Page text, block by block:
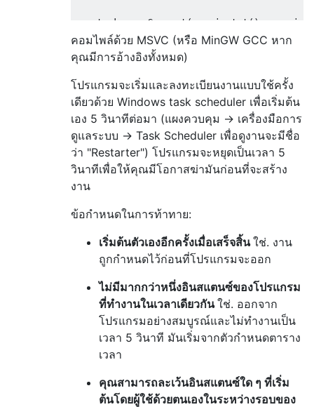
taskman->Connect(_variant_t(),
    ITaskFolder *root;
taskman->GetFolder(_bstr_t("\\"),
    // Delete the task.
    root->DeleteTask(_bstr_t(name), 0);
// pause for 5 seconds to give user a
fprintf(stderr, "If you want to kill
    Sleep(5000);
fprintf(stderr, "Sorry, time's up,
// Create the task for 5 seconds from
    taskman->NewTask(0, &task);
    task->get_Principal(&principal);
principal-
    ITaskSettings *settings;
settings-
settings-
settings-
คอมไพล์ด้วย MSVC (หรือ MinGW GCC หาก
คุณมีการอ้างอิงทั้งหมด)
โปรแกรมจะเริ่มและลงทะเบียนงานแบบใช้ครั้ง
เดียวด้วย Windows task scheduler เพื่อเริ่มต้น
เอง 5 วินาทีต่อมา (แผงควบคุม -> เครื่องมือการ
ดูแลระบบ -> Task Scheduler เพื่อดูงานจะมีชื่อ
ว่า "Restarter") โปรแกรมจะหยุดเป็นเวลา 5
วินาทีเพื่อให้คุณมีโอกาสฆ่ามันก่อนที่จะสร้าง
งาน
ข้อกำหนดในการท้าทาย:
เริ่มต้นตัวเองอีกครั้งเมื่อเสร็จสิ้นใช่. งาน
ถูกกำหนดไว้ก่อนที่โปรแกรมจะออก
ไม่มีมากกว่าหนึ่งอินสแตนซ์ของโปรแกรม
ที่ทำงานในเวลาเดียวกันใช่. ออกจาก
โปรแกรมอย่างสมบูรณ์และไม่ทำงานเป็น
เวลา 5 วินาที มันเริ่มจากตัวกำหนดตาราง
เวลา
คุณสามารถละเว้นอินสแตนซ์ใด ๆ ที่เริ่ม
ต้นโดยผู้ใช้ด้วยตนเองในระหว่างรอบของ